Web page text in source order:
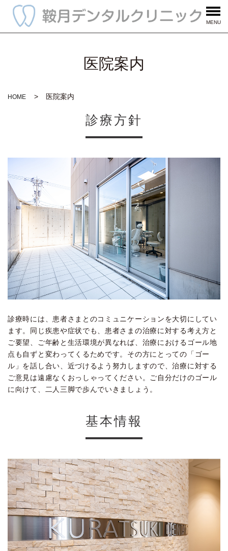
MENU
医院案内
HOME 医院案内
診療方針
診療時には、患者さまとのコミュニケーションを大切にしてい
ます。同じ疾患や症状でも、患者さまの治療に対する考え方と
ご要望、ご年齢と生活環境が異なれば、治療におけるゴール地
点も自ずと変わってくるためです。その方にとっての「ゴー
ル」を話し合い、近づけるよう努力しますので、治療に対する
ご意見は遠慮なくおっしゃってください。ご自分だけのゴール
に向けて、二人三脚で歩んでいきましょう。
基本情報